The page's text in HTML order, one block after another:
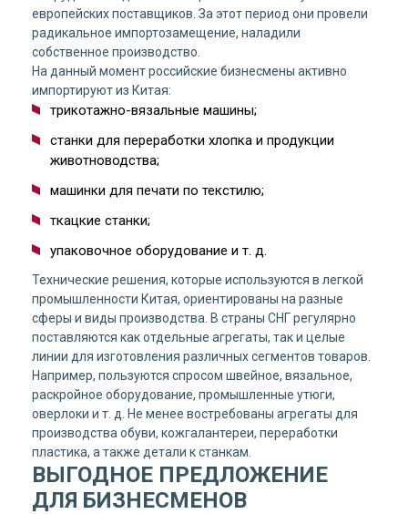
европейских поставщиков. За этот период они провели
радикальное импортозамещение, наладили
собственное производство.
На данный момент российские бизнесмены активно
импортируют из Китая:
трикотажно-вязальные машины;
станки для переработки хлопка и продукции
животноводства;
машинки для печати по текстилю;
ткацкие станки;
упаковочное оборудование и т. д.
Технические решения, которые используются в легкой
промышленности Китая, ориентированы на разные
сферы и виды производства. В страны СНГ регулярно
поставляются как отдельные агрегаты, так и целые
линии для изготовления различных сегментов товаров.
Например, пользуются спросом швейное, вязальное,
раскройное оборудование, промышленные утюги,
оверлоки и т. д. Не менее востребованы агрегаты для
производства обуви, кожгалантереи, переработки
пластика, а также детали к станкам.
ВЫГОДНОЕ ПРЕДЛОЖЕНИЕ
ДЛЯ БИЗНЕСМЕНОВ